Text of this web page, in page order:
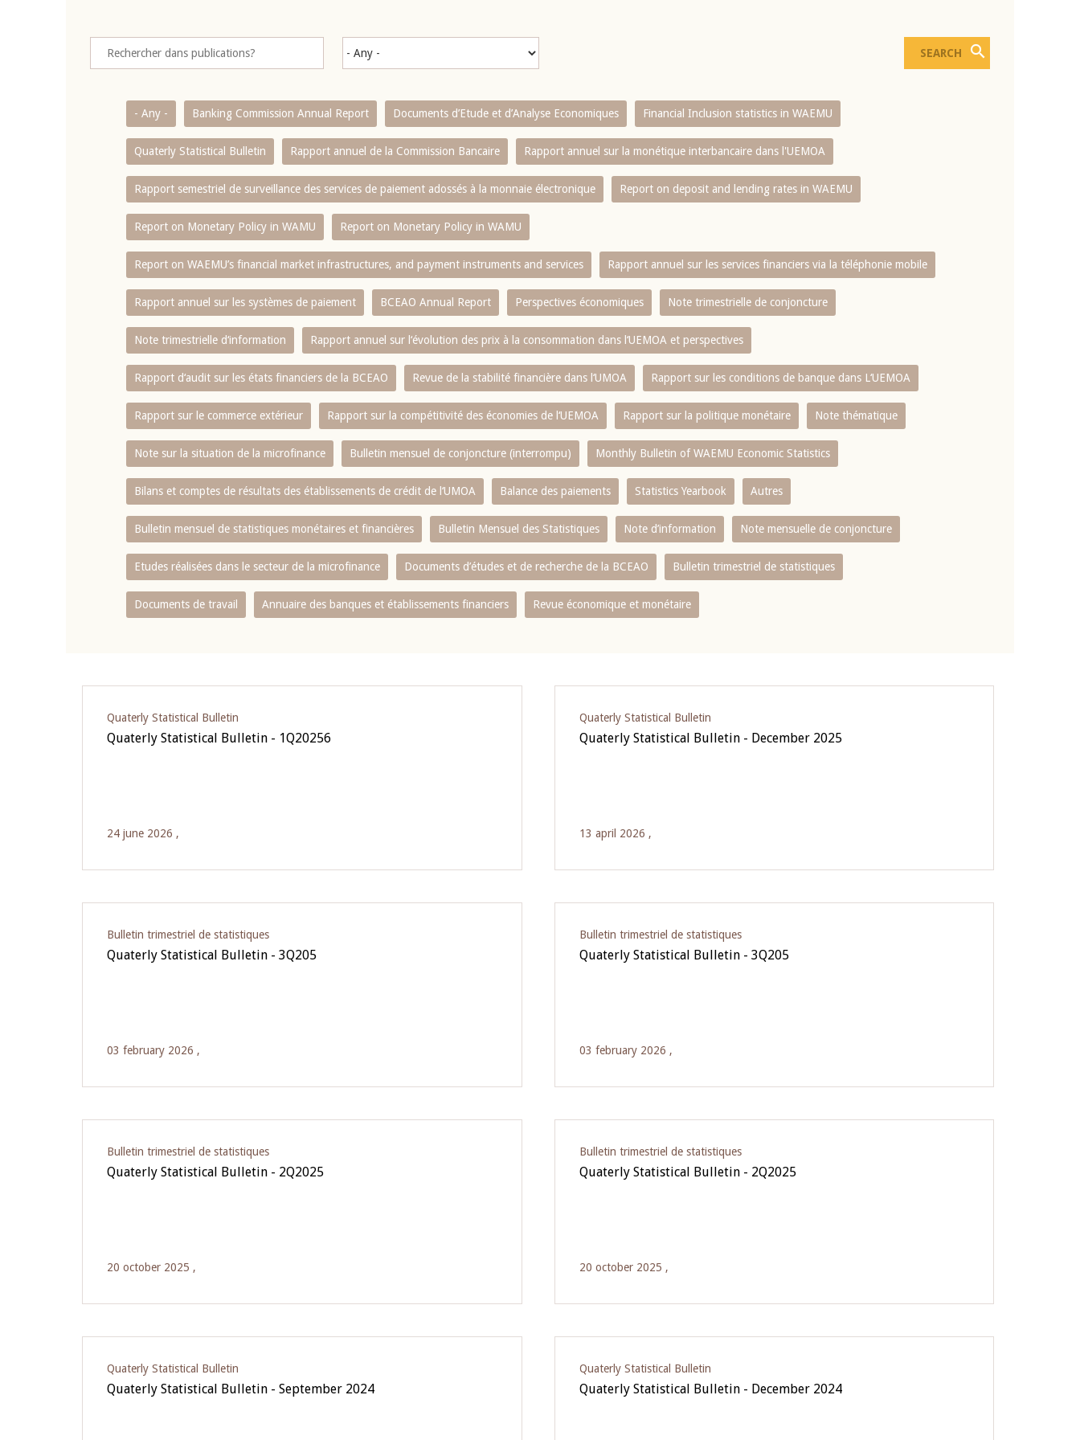
- Any - Banking Commission Annual Report Documents d’Etude et d’Analyse Economiques Financial Inclusion statistics in WAEMU
Quaterly Statistical Bulletin Rapport annuel de la Commission Bancaire Rapport annuel sur la monétique interbancaire dans l'UEMOA
Rapport semestriel de surveillance des services de paiement adossés à la monnaie électronique Report on deposit and lending rates in WAEMU
Report on Monetary Policy in WAMU Report on Monetary Policy in WAMU
Report on WAEMU’s financial market infrastructures, and payment instruments and services Rapport annuel sur les services financiers via la téléphonie mobile
Rapport annuel sur les systèmes de paiement BCEAO Annual Report Perspectives économiques Note trimestrielle de conjoncture
Note trimestrielle d‘information Rapport annuel sur l‘évolution des prix à la consommation dans l‘UEMOA et perspectives
Rapport d‘audit sur les états financiers de la BCEAO Revue de la stabilité financière dans l‘UMOA Rapport sur les conditions de banque dans L‘UEMOA
Rapport sur le commerce extérieur Rapport sur la compétitivité des économies de l‘UEMOA Rapport sur la politique monétaire Note thématique
Note sur la situation de la microfinance Bulletin mensuel de conjoncture (interrompu) Monthly Bulletin of WAEMU Economic Statistics
Bilans et comptes de résultats des établissements de crédit de l‘UMOA Balance des paiements Statistics Yearbook Autres
Bulletin mensuel de statistiques monétaires et financières Bulletin Mensuel des Statistiques Note d’information Note mensuelle de conjoncture
Etudes réalisées dans le secteur de la microfinance Documents d’études et de recherche de la BCEAO Bulletin trimestriel de statistiques
Documents de travail Annuaire des banques et établissements financiers Revue économique et monétaire
Quaterly Statistical Bulletin
Quaterly Statistical Bulletin - 1Q20256
24 june 2026 ,
Quaterly Statistical Bulletin
Quaterly Statistical Bulletin - December 2025
13 april 2026 ,
Bulletin trimestriel de statistiques
Quaterly Statistical Bulletin - 3Q205
03 february 2026 ,
Bulletin trimestriel de statistiques
Quaterly Statistical Bulletin - 3Q205
03 february 2026 ,
Bulletin trimestriel de statistiques
Quaterly Statistical Bulletin - 2Q2025
20 october 2025 ,
Bulletin trimestriel de statistiques
Quaterly Statistical Bulletin - 2Q2025
20 october 2025 ,
Quaterly Statistical Bulletin
Quaterly Statistical Bulletin - September 2024
Quaterly Statistical Bulletin
Quaterly Statistical Bulletin - December 2024